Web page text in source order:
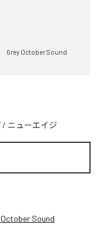
Grey October Sound
/ ニューエイジ
October Sound